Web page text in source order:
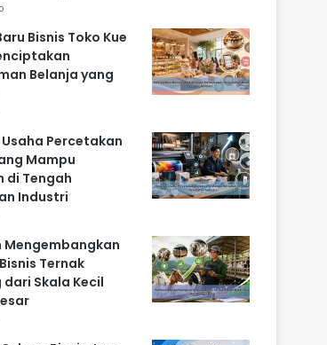
Bisnis Toko Kue
Belanja yang
Percetakan
Mampu
di Tengah
Industri
Mengembangkan
Ternak
dari Skala Kecil